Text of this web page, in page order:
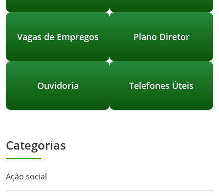
Vagas de Empregos Plano Diretor
Ouvidoria Telefones Úteis
Categorias
Ação social